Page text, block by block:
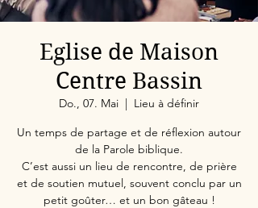
Eglise de Maison
Centre Bassin
Do., 07. Mai
  |
Lieu à définir
Un temps de partage et de réflexion autour
de la Parole biblique.
C’est aussi un lieu de rencontre, de prière
et de soutien mutuel, souvent conclu par un
petit goûter… et un bon gâteau !